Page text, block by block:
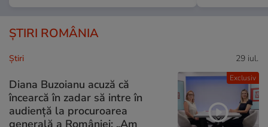
ȘTIRI ROMÂNIA
Exclusiv
Ştiri 29 iul.
Diana Buzoianu acuză că
încearcă în zadar să intre în
audiență la procuroarea
generală a României: „Am